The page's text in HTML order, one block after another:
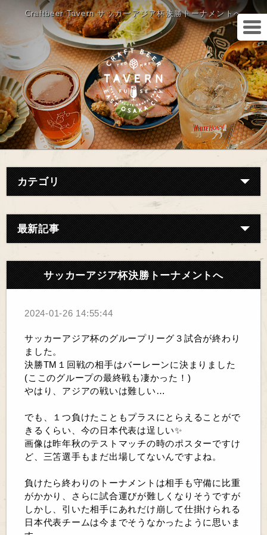
Craftbeer Tavern サッカーアジア杯決勝トーナメントへ
カテゴリ
最新記事
サッカーアジア杯決勝トーナメントへ
2024-01-26 14:55:44
サッカーアジア杯のグループリーグ３試合が終わり
ました。
決勝TM１回戦の相手はバーレーンに決まりました
(ここのグループの最終戦も凄かった！)
やはり、アジアの戦いは難しい…
でも、１つ負けたこともプラスにとらえることがで
きるくらい、今の日本代表は逞しい✨
画像は昨年秋のテストマッチの時のポスターですけ
ど、三笘選手もまだ出場してないんですよね。
負けたら終わりのトーナメントは相手も守備に比重
がかかり、さらに試合運びが難しくなりそうですが
しかし、引いた相手にあれだけ崩して仕掛けられる
日本代表チームは今までそうなかったように思いま